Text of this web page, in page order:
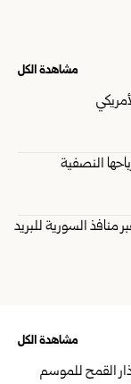
مشاهدة الكل
النصفية
‏السورية للبريد
مشاهدة الكل
تجهيز نحو 3500 طن من بذار القمح للموسم